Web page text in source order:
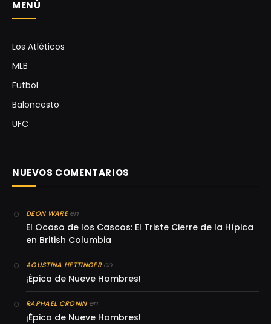
MENÚ
Los Atléticos
MLB
Futbol
Baloncesto
UFC
NUEVOS COMENTARIOS
DEON WAREen
El Ocaso de los Cascos: El Triste Cierre de la Hípica
en British Columbia
AGUSTINA HETTINGERen
¡Épica de Nueve Hombres!
RAPHAEL CRONINen
¡Épica de Nueve Hombres!